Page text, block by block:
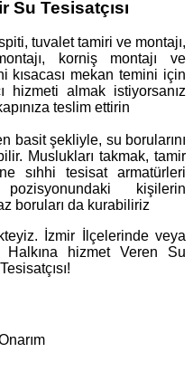
Su Tesisatçısı
tuvalet tamiri ve montajı,
korniş montajı ve
kısacası mekan temini için
hizmeti almak istiyorsanız
teslim ettirin
basit şekliyle, su borularını
Muslukları takmak, tamir
sıhhi tesisat armatürleri
kişilerin
boruları da kurabiliriz
İzmir İlçelerinde veya
hizmet Veren Su